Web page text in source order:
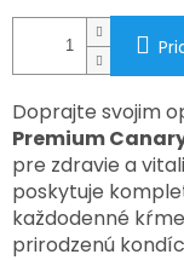
Doprajte svojim
Premium
pre zdravie a
poskytuje
každodenné
prirodzenú